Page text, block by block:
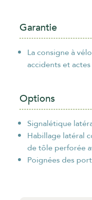
Garantie
La consigne à
accidents et
Options
Signalétique
Habillage latéral
de tôle perforée
Poignées des